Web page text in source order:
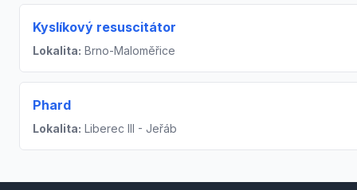
Kyslíkový resuscitátor
Lokalita: Brno-Maloměřice
Phard
Lokalita: Liberec III - Jeřáb